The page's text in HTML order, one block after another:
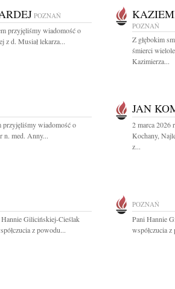
POZNAŃ
przyjęliśmy wiadomość o
z d. Musiał lekarza...
POZNAŃ
Z głębokim
śmierci
Kazimierza...
przyjęliśmy wiadomość o
n. med. Anny...
JAN
2 marca 2026
Kochany,
z...
Hannie Gilicińskiej-Cieślak
z powodu...
POZNAŃ
Pani Hannie
współczucia